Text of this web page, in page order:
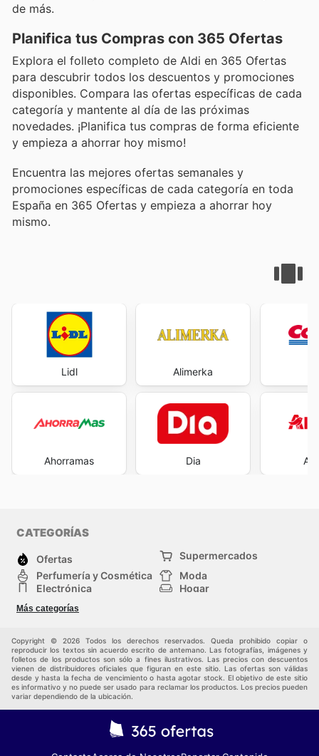
de más.
Planifica tus Compras con 365 Ofertas
Explora el folleto completo de Aldi en 365 Ofertas
para descubrir todos los descuentos y promociones
disponibles. Compara las ofertas específicas de cada
categoría y mantente al día de las próximas
novedades. ¡Planifica tus compras de forma eficiente
y empieza a ahorrar hoy mismo!
Encuentra las mejores ofertas semanales y
promociones específicas de cada categoría en toda
España en 365 Ofertas y empieza a ahorrar hoy
mismo.
Lidl
Ahorramas
Alimerka
Dia
CATEGORÍAS
Ofertas
Supermercados
Perfumería y Cosmética
Moda
Electrónica
Hogar
Deporte
Juguetes y bebés
Más categorías
Copyright © 2026 Todos los derechos reservados. Queda prohibido copiar o
reproducir los textos sin acuerdo escrito de antemano. Las fotografías, imágenes y
folletos de los productos son sólo a fines ilustrativos. Las precios con descuentos
vienen de distribuidores oficiales que figuran en este sitio. Las ofertas son válidas
desde y hasta la fecha de vencimiento o hasta agotar stock. El objetivo de este sitio
es informativo y no puede ser usado para reclamar los productos. Los precios pueden
variar dependiendo de la ubicación.